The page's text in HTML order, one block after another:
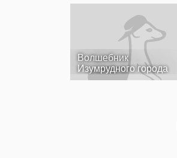
Волшебник
Изумрудного города